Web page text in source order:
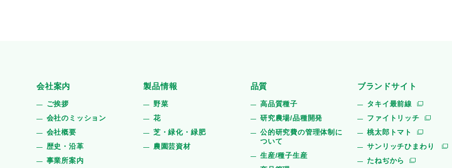
会社案内
ご挨拶
会社のミッション
会社概要
歴史・沿革
事業所案内
製品情報
野菜
花
芝・緑化・緑肥
農園芸資材
品質
高品質種子
研究農場/品種開発
公的研究費の管理体制に
ついて
生産/種子生産
ブランドサイト
タキイ最前線
ファイトリッチ
桃太郎トマト
サンリッチひまわり
たねぢから